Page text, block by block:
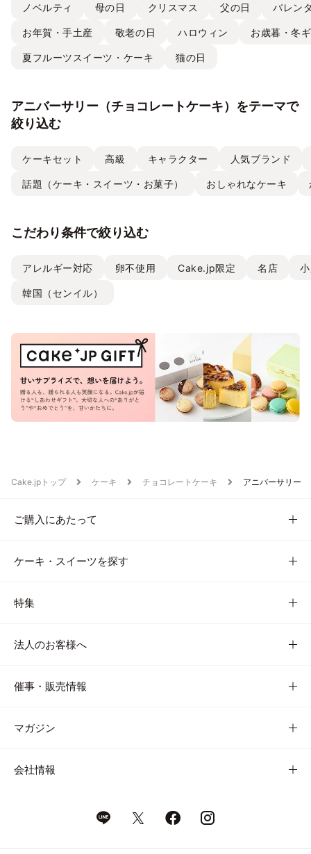
ノベルティ 母の日 クリスマス 父の日 バレン
お年賀・手土産 敬老の日 ハロウィン お歳暮・冬
夏フルーツスイーツ・ケーキ 猫の日
アニバーサリー（チョコレートケーキ）をテーマで
絞り込む
ケーキセット 高級 キャラクター 人気ブランド
話題（ケーキ・スイーツ・お菓子） おしゃれなケーキ
こだわり条件で絞り込む
アレルギー対応 卵不使用 Cake.jp限定 名店
韓国（センイル）
Cake.jpトップ ケーキ チョコレートケーキ アニバーサリー
ご購入にあたって
ケーキ・スイーツを探す
特集
法人のお客様へ
催事・販売情報
マガジン
会社情報